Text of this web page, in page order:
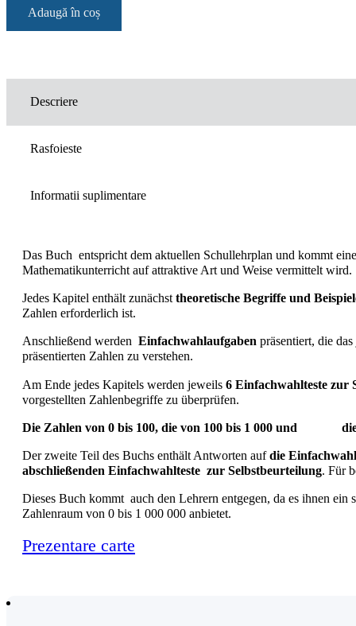
Adaugă în coș
Descriere
Rasfoieste
Informatii suplimentare
Das Buch entspricht dem aktuellen Schullehrplan und kommt
Mathematikunterricht auf attraktive Art und Weise vermittelt wird.
Jedes Kapitel enthält zunächsttheoretische Begriffe und
Zahlen erforderlich ist.
Anschließend werden Einfachwahlaufgaben präsentiert, die
präsentierten Zahlen zu verstehen.
Am Ende jedes Kapitels werden jeweils 6 Einfachwahlteste zur
vorgestellten Zahlenbegriffe zu überprüfen.
Die Zahlen von 0 bis 100, die von 100 bis 1 000 und
Der zweite Teil des Buchs enthält Antworten aufdie
abschließenden Einfachwahlteste zur Selbstbeurteilung. Für
Dieses Buch kommt auch den Lehrern entgegen, da es ihnen
Zahlenraum von 0 bis 1 000 000 anbietet.
Prezentare carte